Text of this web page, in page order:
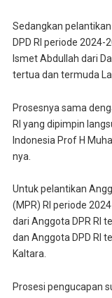
Sedangkan
DPD RI periode
Ismet Abdullah dari
tertua dan termuda
Prosesnya sama
RI yang dipimpin
Indonesia Prof H
nya.
Untuk pelantikan
(MPR) RI periode
dari Anggota DPR RI
dan Anggota DPD RI
Kaltara.
Prosesi pengucapan